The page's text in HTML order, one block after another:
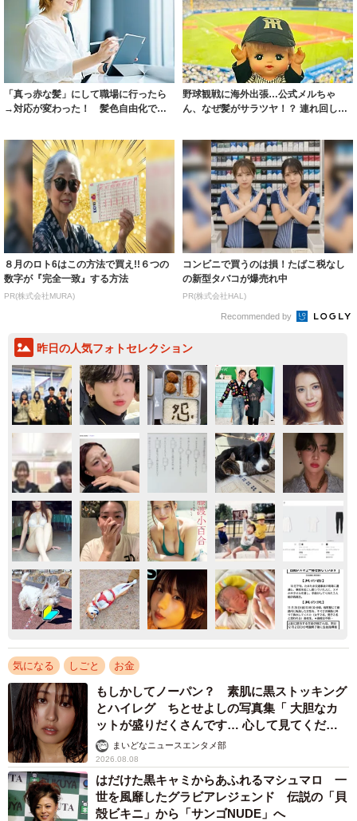
「真っ赤な髪」にして職場に行ったら
→対応が変わった！ 髪色自由化で増
野球観戦に海外出張…公式メルちゃ
ん、なぜ髪がサラツヤ！？ 連れ回して
８月のロト6はこの方法で買え!!６つの
数字が『完全一致』する方法
PR(株式会社MURA)
コンビニで買うのは損！たばこ税なし
の新型タバコが爆売れ中
PR(株式会社HAL)
Recommended by
昨日の人気フォトセレクション
気になる しごと お金
もしかしてノーパン？ 素肌に黒ストッキング
とハイレグ ちとせよしの写真集「 大胆なカ
ットが盛りだくさんです… 心して見てくださ
い」まいどなニュースエンタメ部
2026.08.08
はだけた黒キャミからあふれるマシュマロ 一
世を風靡したグラビアレジェンド 伝説の「貝
殻ビキニ」から「サンゴNUDE」へ